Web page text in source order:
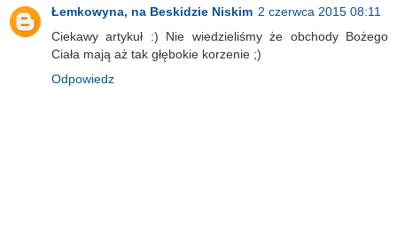
Łemkowyna, na Beskidzie Niskim 2 czerwca 2015 08:11
Ciekawy artykuł :) Nie wiedzieliśmy że obchody Bożego
Ciała mają aż tak głębokie korzenie ;)
Odpowiedz